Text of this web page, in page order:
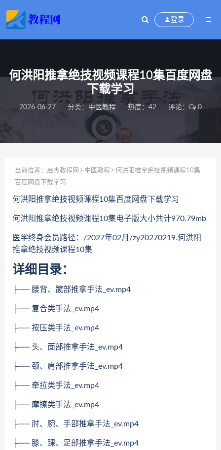
登录
何洪阳推拿绝技视频课程10集百度网盘
下载学习
2026-06-27 分类： 中医教程 热度：42 评论： 0
当前位置： 启杰教程网 中医教程
何洪阳推拿绝技视频课程10集
百度网盘下载学习
何洪阳推拿绝技视频课程10集百度网盘下载学习
何洪阳推拿绝技视频课程10集电子版大小共计970.79mb
医学终身会员路径：/2027年02月/zy20270219.何洪阳
推拿绝技视频课程10集
详细目录：
├── 腰背、髋部推拿手法_ev.mp4
├── 复合类手法_ev.mp4
├── 按压类手法_ev.mp4
├── 头、面部推拿手法_ev.mp4
├── 颈、肩部推拿手法_ev.mp4
├── 牵拉类手法_ev.mp4
├── 摩擦类手法_ev.mp4
├── 肘、腕、手部推拿手法_ev.mp4
├── 膝、踝、足部推拿手法_ev.mp4